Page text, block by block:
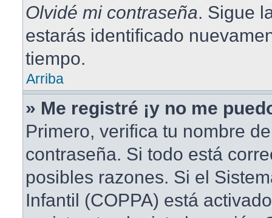
Olvidé mi contraseña. Sigue
estarás identificado
tiempo.
Arriba
» Me registré ¡y no me
Primero, verifica tu nombre
contraseña. Si todo está
posibles razones. Si el
Infantil (COPPA) está